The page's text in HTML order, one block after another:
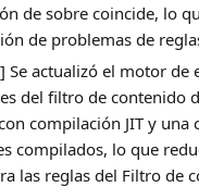
de sobre coincide, lo
de problemas de
Se actualizó el motor de
del filtro de contenido
compilación JIT y una
compilados, lo que
las reglas del Filtro de